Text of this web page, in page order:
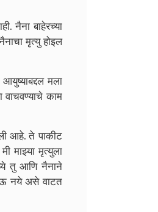
नैना बाहेरच्या
मृत्यु होइल
मला
काम
आहे. ते पाकीट
माझ्या मृत्युला
तु आणि नैनाने
नये असे वाटत